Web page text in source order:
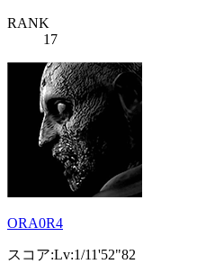
RANK
17
ORA0R4
スコア:Lv:1/11'52"82